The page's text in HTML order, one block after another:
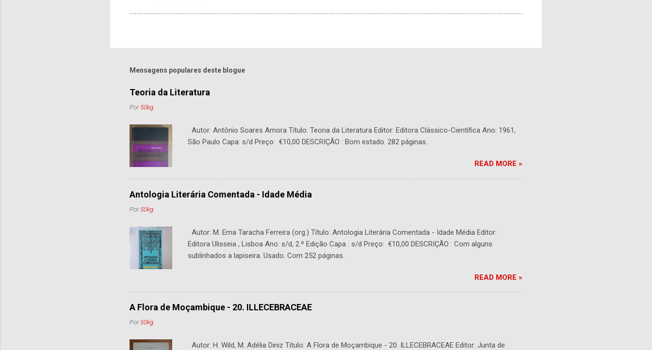
Mensagens populares deste blogue
Teoria da Literatura
Por50kg
Autor: Antônio Soares Amora Título: Teoria da Literatura Editor: Editora Clássico-Científica Ano: 1961,
São Paulo Capa: s/d Preço: €10,00 DESCRIÇÃO : Bom estado. 282 páginas.
READ MORE »
Antologia Literária Comentada - Idade Média
Por50kg
Autor: M. Ema Taracha Ferreira (org.) Título: Antologia Literária Comentada - Idade Média Editor:
Editora Ulisseia , Lisboa Ano: s/d, 2.ª Edição Capa : s/d Preço: €10,00 DESCRIÇÃO : Com alguns
sublinhados a lapiseira. Usado. Com 252 páginas.
READ MORE »
A Flora de Moçambique - 20. ILLECEBRACEAE
Por50kg
Autor: H. Wild, M. Adélia Diniz Título: A Flora de Moçambique - 20. ILLECEBRACEAE Editor: Junta de